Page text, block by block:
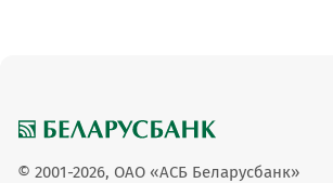
© 2001-2026, ОАО «АСБ Беларусбанк»